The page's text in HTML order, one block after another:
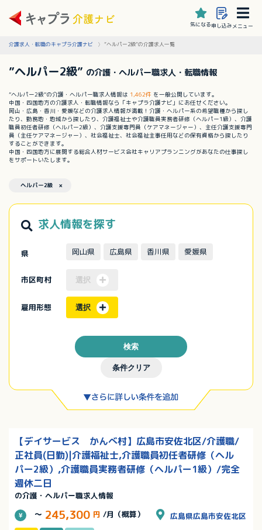
気になる申し込みメニュー
介護求人・転職のキャプラ介護ナビ ”ヘルパー2級”の介護求人一覧
”ヘルパー2級” の介護・ヘルパー職求人・転職情報
”ヘルパー2級”の介護・ヘルパー職求人情報は 1,462件 を一般公開しています。
中国・四国地方の介護求人・転職情報なら「キャプラ介護ナビ」にお任せください。
岡山・広島・香川・愛媛などの介護求人情報が満載！介護・ヘルパー系の希望職種から探し
たり、勤務地・地域から探したり、介護福祉士や介護職員実務者研修（ヘルパー1級）、介護
職員初任者研修（ヘルパー2級）、介護支援専門員（ケアマネージャー）、主任介護支援専門
員（主任ケアマネージャー）、社会福祉士、社会福祉主事任用などの保有資格から探したり
することができます。
中国・四国地方に展開する総合人材サービス会社キャリアプランニングがあなたの仕事探し
をサポートいたします。
ヘルパー2級 ×
求人情報を探す
県 岡山県 広島県 香川県 愛媛県
市区町村 選択
雇用形態 選択
条件クリア
検索
【デイサービス かんべ村】広島市安佐北区/介護職/
正社員(日勤)|介護福祉士,介護職員初任者研修（ヘル
パー2級）,介護職員実務者研修（ヘルパー1級）/完全
週休二日
の介護・ヘルパー職求人情報
～ 245,300 円 /月（概算） 広島県広島市安佐北区